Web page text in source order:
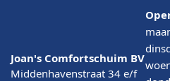
Joan's Comfortschuim BV
Middenhavenstraat 34 e/f